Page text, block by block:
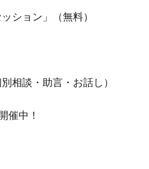
ション」（無料）
相談・助言・お話し）
催中！